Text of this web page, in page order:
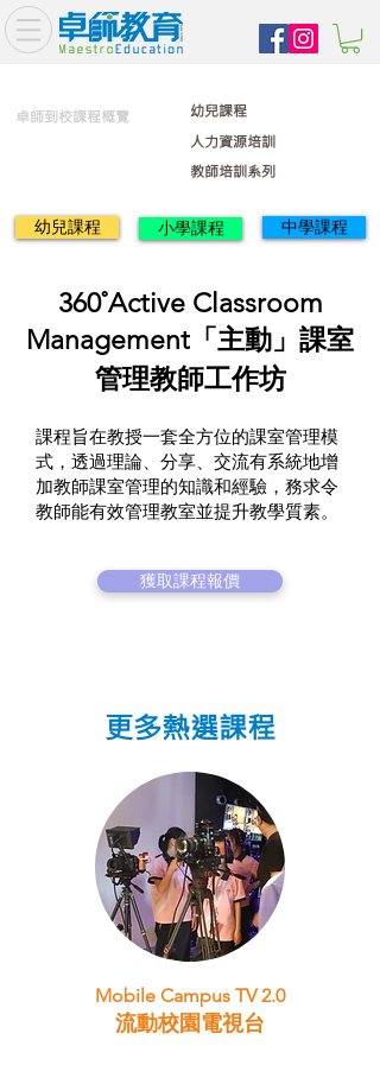
卓師到校課程概覽
人力資源培訓
教師培訓系列
幼兒課程
幼兒課程 小學課程 中學課程
課程旨在教授一套全方位的課室管理模
式，透過理論、分享、交流有系統地增
加教師課室管理的知識和經驗，務求令
教師能有效管理教室並提升教學質素。
獲取課程報價
360˚Active Classroom
Management「主動」課室
管理教師工作坊
更多熱選課程
Mobile Campus TV 2.0
流動校園電視台